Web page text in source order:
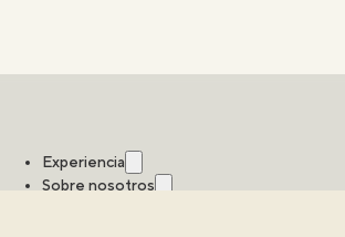
Experiencia
Sobre nosotros